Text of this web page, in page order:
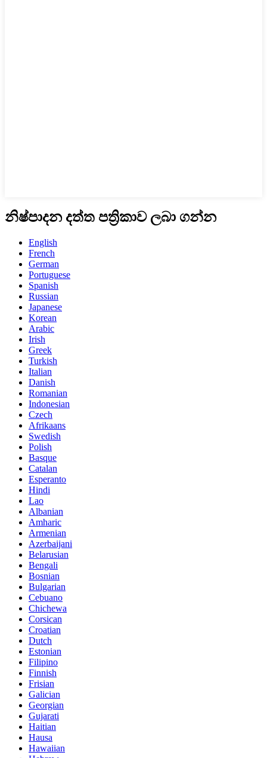
නිෂ්පාදන දත්ත පත්‍රිකාව ලබා ගන්න
English
French
German
Portuguese
Spanish
Russian
Japanese
Korean
Arabic
Irish
Greek
Turkish
Italian
Danish
Romanian
Indonesian
Czech
Afrikaans
Swedish
Polish
Basque
Catalan
Esperanto
Hindi
Lao
Albanian
Amharic
Armenian
Azerbaijani
Belarusian
Bengali
Bosnian
Bulgarian
Cebuano
Chichewa
Corsican
Croatian
Dutch
Estonian
Filipino
Finnish
Frisian
Galician
Georgian
Gujarati
Haitian
Hausa
Hawaiian